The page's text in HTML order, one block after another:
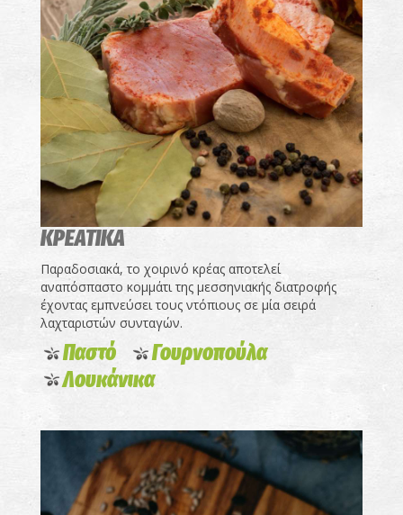
ΚΡΕΑΤΙΚΑ
Παραδοσιακά, το χοιρινό κρέας αποτελεί
αναπόσπαστο κομμάτι της μεσσηνιακής διατροφής
έχοντας εμπνεύσει τους ντόπιους σε μία σειρά
λαχταριστών συνταγών.
Παστό
Γουρνοπούλα
Λουκάνικα